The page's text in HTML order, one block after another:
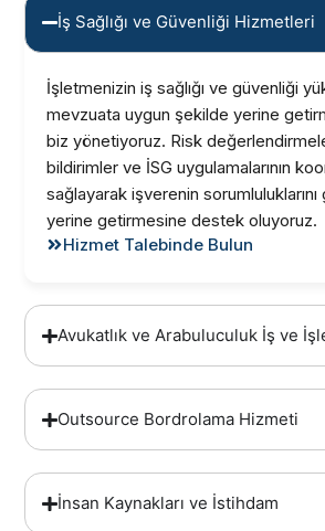
İş Sağlığı ve Güvenliği Hizmetleri
İşletmenizin iş sağlığı ve güvenliği
mevzuata uygun şekilde yerine
biz yönetiyoruz. Risk
bildirimler ve İSG uygulamalarının
sağlayarak işverenin
yerine getirmesine destek oluyoruz.
Hizmet Talebinde Bulun
Avukatlık ve Arabuluculuk İş ve
Outsource Bordrolama Hizmeti
İnsan Kaynakları ve İstihdam